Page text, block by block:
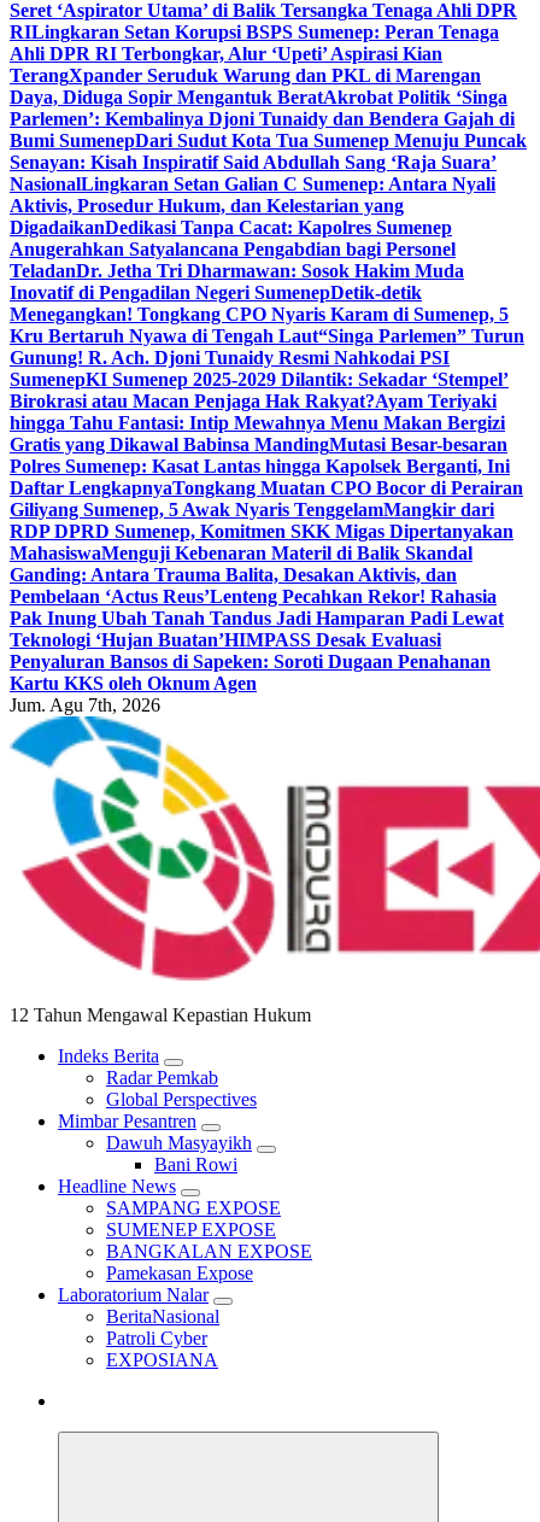
Seret ‘Aspirator Utama’ di Balik Tersangka Tenaga Ahli DPR
RILingkaran Setan Korupsi BSPS Sumenep: Peran Tenaga
Ahli DPR RI Terbongkar, Alur ‘Upeti’ Aspirasi Kian
TerangXpander Seruduk Warung dan PKL di Marengan
Daya, Diduga Sopir Mengantuk BeratAkrobat Politik ‘Singa
Parlemen’: Kembalinya Djoni Tunaidy dan Bendera Gajah di
Bumi SumenepDari Sudut Kota Tua Sumenep Menuju Puncak
Senayan: Kisah Inspiratif Said Abdullah Sang ‘Raja Suara’
NasionalLingkaran Setan Galian C Sumenep: Antara Nyali
Aktivis, Prosedur Hukum, dan Kelestarian yang
DigadaikanDedikasi Tanpa Cacat: Kapolres Sumenep
Anugerahkan Satyalancana Pengabdian bagi Personel
TeladanDr. Jetha Tri Dharmawan: Sosok Hakim Muda
Inovatif di Pengadilan Negeri SumenepDetik-detik
Menegangkan! Tongkang CPO Nyaris Karam di Sumenep, 5
Kru Bertaruh Nyawa di Tengah Laut“Singa Parlemen” Turun
Gunung! R. Ach. Djoni Tunaidy Resmi Nahkodai PSI
SumenepKI Sumenep 2025-2029 Dilantik: Sekadar ‘Stempel’
Birokrasi atau Macan Penjaga Hak Rakyat?Ayam Teriyaki
hingga Tahu Fantasi: Intip Mewahnya Menu Makan Bergizi
Gratis yang Dikawal Babinsa MandingMutasi Besar-besaran
Polres Sumenep: Kasat Lantas hingga Kapolsek Berganti, Ini
Daftar LengkapnyaTongkang Muatan CPO Bocor di Perairan
Giliyang Sumenep, 5 Awak Nyaris TenggelamMangkir dari
RDP DPRD Sumenep, Komitmen SKK Migas Dipertanyakan
MahasiswaMenguji Kebenaran Materil di Balik Skandal
Ganding: Antara Trauma Balita, Desakan Aktivis, dan
Pembelaan ‘Actus Reus’Lenteng Pecahkan Rekor! Rahasia
Pak Inung Ubah Tanah Tandus Jadi Hamparan Padi Lewat
Teknologi ‘Hujan Buatan’HIMPASS Desak Evaluasi
Penyaluran Bansos di Sapeken: Soroti Dugaan Penahanan
Kartu KKS oleh Oknum Agen
Jum. Agu 7th, 2026
12 Tahun Mengawal Kepastian Hukum
Indeks Berita
Radar Pemkab
Global Perspectives
Mimbar Pesantren
Dawuh Masyayikh
Bani Rowi
Headline News
SAMPANG EXPOSE
SUMENEP EXPOSE
BANGKALAN EXPOSE
Pamekasan Expose
Laboratorium Nalar
BeritaNasional
Patroli Cyber
EXPOSIANA